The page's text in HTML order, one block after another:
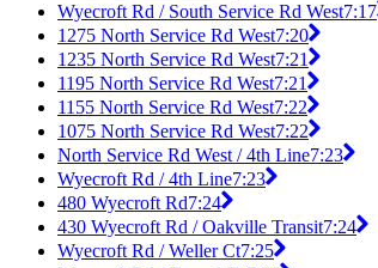
Wyecroft Rd / South Service Rd West7:17
1275 North Service Rd West7:20
1235 North Service Rd West7:21
1195 North Service Rd West7:21
1155 North Service Rd West7:22
1075 North Service Rd West7:22
North Service Rd West / 4th Line7:23
Wyecroft Rd / 4th Line7:23
480 Wyecroft Rd7:24
430 Wyecroft Rd / Oakville Transit7:24
Wyecroft Rd / Weller Ct7:25